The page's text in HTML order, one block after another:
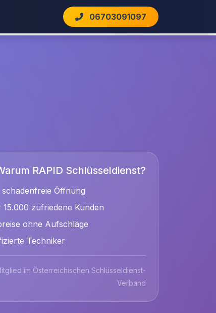
06703091097
RAPID Schlüsseldienst?
Öffnung
15.000 zufriedene Kunden
ohne Aufschläge
Techniker
im Österreichischen Schlüsseldienst-
Verband